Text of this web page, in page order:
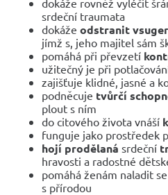
srdeční traumata
dokáže odstranit
jímž s, jeho majitel sám
pomáhá při převzetí
užitečný je při
zajišťuje klidné, jasné a
podněcuje tvůrčí
plout s ním
do citového života vnáší
funguje jako prostředek
hojí prodělaná srdeční
hravosti a radostné
pomáhá ženám naladit
s přírodou